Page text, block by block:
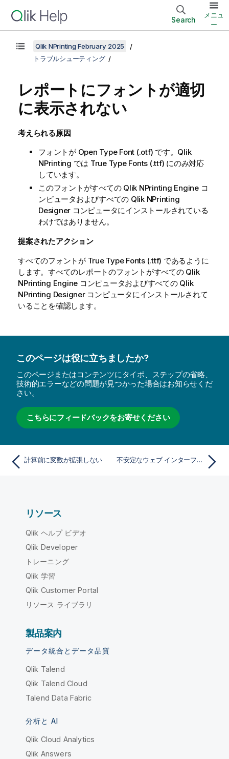
Search
メニュ
ー
Qlik NPrinting February 2025
トラブルシューティング
レポートにフォントが適切
に表示されない
考えられる原因
フォントが Open Type Font (.otf) です。 Qlik
NPrinting では True Type Fonts (.ttf) にのみ対応
しています。
このフォントがすべての Qlik NPrinting Engineコ
ンピュータおよびすべての Qlik NPrinting
Designer コンピュータにインストールされている
わけではありません。
提案されたアクション
すべてのフォントが True Type Fonts(.ttf) であるように
します。すべてのレポートのフォントがすべての Qlik
NPrinting Engine コンピュータおよびすべての Qlik
NPrinting Designerコンピュータにインストールされて
いることを確認します。
このページは役に立ちましたか?
このページまたはコンテンツにタイポ、ステップの省略、
技術的エラーなどの問題が見つかった場合はお知らせくだ
さい。
こちらにフィードバックをお寄せください
計算前に変数が拡張しない 不安定なウェブ インターフェースには次のエラーが発生します: Session cookie signature failed (セッションの Cookie 署名が失敗しました)
リソース
Qlik ヘルプ ビデオ
Qlik Developer
トレーニング
Qlik 学習
Qlik Customer Portal
リソース ライブラリ
製品案内
データ統合とデータ品質
Qlik Talend
Qlik Talend Cloud
Talend Data Fabric
分析と AI
Qlik Cloud Analytics
Qlik Answers